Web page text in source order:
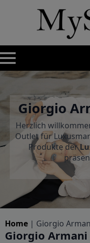
Giorgio
Herzlich
Outlet für
Produkte der
Home | Giorgio
Giorgio Armani